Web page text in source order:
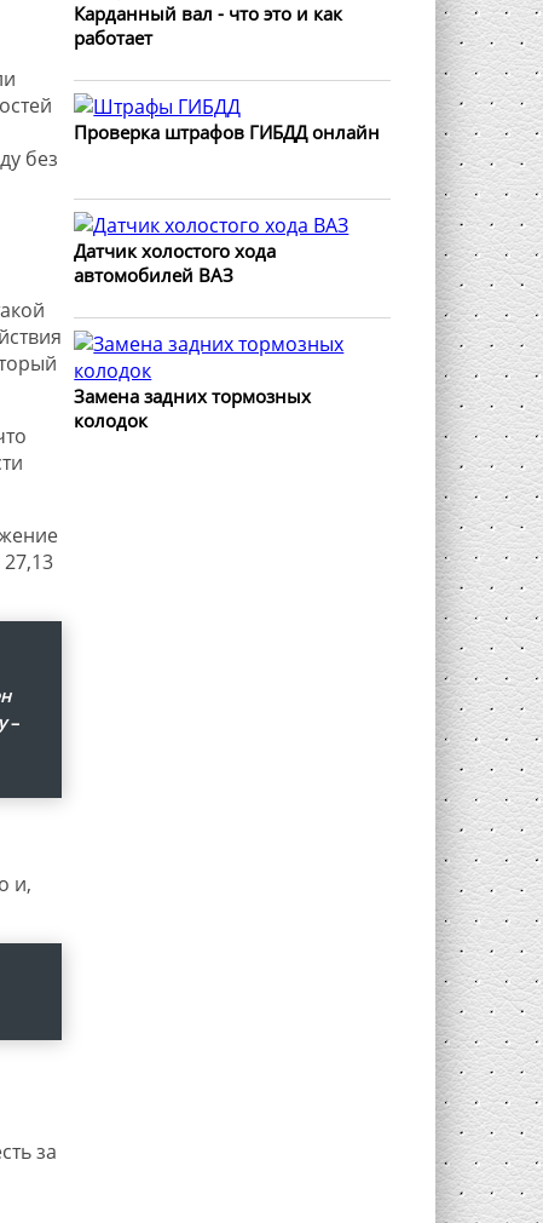
без
–
и,
за
Карданный вал - что это и как
работает
Проверка штрафов ГИБДД онлайн
Датчик холостого хода
автомобилей ВАЗ
Замена задних тормозных
колодок